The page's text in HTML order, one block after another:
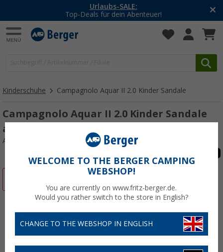
Urlaubs-SALE:
Top-Deals für dein Abenteuer!
Kinderschuhe Campagnolo Aquar II 2.0 Kinder Sandale
Campagnolo Aquar II 2.0 Kinder Sandale
antracite cedra
Art.-Nr.: 69046037
WELCOME TO THE BERGER CAMPING
WEBSHOP!
You are currently on www.fritz-berger.de.
Would you rather switch to the store in English?
CHANGE TO THE WEBSHOP IN ENGLISH